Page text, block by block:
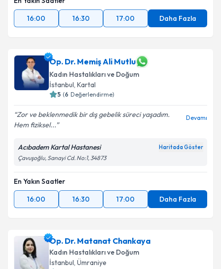
16:00
16:30 17:00 Daha Fazla
Op. Dr. Memiş Ali Mutlu
Kadın Hastalıkları ve Doğum
İstanbul, Kartal
5 (6 Değerlendirme)
Zor ve beklenmedik bir dış gebelik süreci yaşadım.
Hem fiziksel...
Devamı
Acıbadem Kartal Hastanesi Haritada Göster
Çavuşoğlu, Sanayi Cd. No:1, 34873
En Yakın Saatler
16:00
16:30 17:00 Daha Fazla
Op. Dr. Matanat Chankaya
Kadın Hastalıkları ve Doğum
İstanbul, Ümraniye